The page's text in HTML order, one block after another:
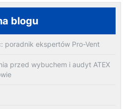
blogu
poradnik ekspertów Pro-Vent
przed wybuchem i audyt ATEX